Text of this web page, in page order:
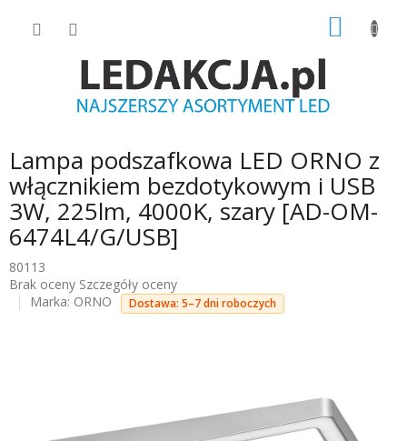
Lampa podszafkowa LED ORNO z
włącznikiem bezdotykowym i USB
3W, 225lm, 4000K, szary [AD-OM-
6474L4/G/USB]
80113
Średnia
ocena
Brak oceny Szczegóły oceny
Marka: ORNO Dostawa: 5–7 dni roboczych